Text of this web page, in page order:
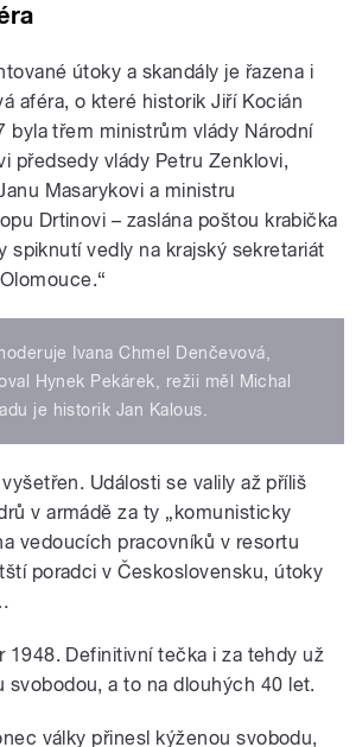
útoky a skandály je řazena i
aféra, o které historik Jiří Kocián
byla třem ministrům vlády Národní
předsedy vlády Petru Zenklovi,
Masarykovi a ministru
Drtinovi – zaslána poštou krabička
spiknutí vedly na krajský sekretariát
Ivana Chmel Denčevová,
Hynek Pekárek, režii měl Michal
je historik Jan Kalous.
Události se valily až příliš
v armádě za ty „komunisticky
vedoucích pracovníků v resortu
poradci v Československu, útoky
1948. Definitivní tečka i za tehdy už
svobodou, a to na dlouhých 40 let.
války přinesl kýženou svobodu,